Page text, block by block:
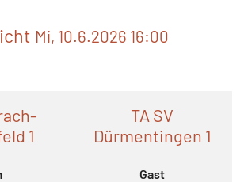
Mi, 10.6.2026 16:00
1
TA SV
Dürmentingen 1
Gast